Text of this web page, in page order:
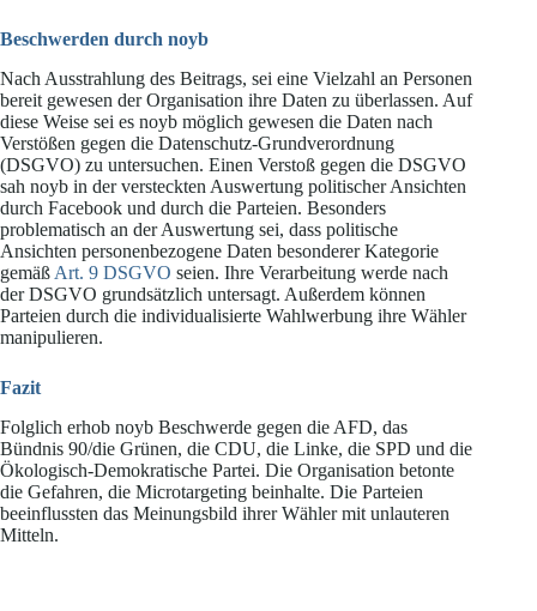
Beschwerden durch noyb
Nach Ausstrahlung des Beitrags, sei eine Vielzahl an Personen
bereit gewesen der Organisation ihre Daten zu überlassen. Auf
diese Weise sei es noyb möglich gewesen die Daten nach
Verstößen gegen die Datenschutz-Grundverordnung
(DSGVO) zu untersuchen. Einen Verstoß gegen die DSGVO
sah noyb in der versteckten Auswertung politischer Ansichten
durch Facebook und durch die Parteien. Besonders
problematisch an der Auswertung sei, dass politische
Ansichten personenbezogene Daten besonderer Kategorie
gemäß Art. 9 DSGVO seien. Ihre Verarbeitung werde nach
der DSGVO grundsätzlich untersagt. Außerdem können
Parteien durch die individualisierte Wahlwerbung ihre Wähler
manipulieren.
Fazit
Folglich erhob noyb Beschwerde gegen die AFD, das
Bündnis 90/die Grünen, die CDU, die Linke, die SPD und die
Ökologisch-Demokratische Partei. Die Organisation betonte
die Gefahren, die Microtargeting beinhalte. Die Parteien
beeinflussten das Meinungsbild ihrer Wähler mit unlauteren
Mitteln.